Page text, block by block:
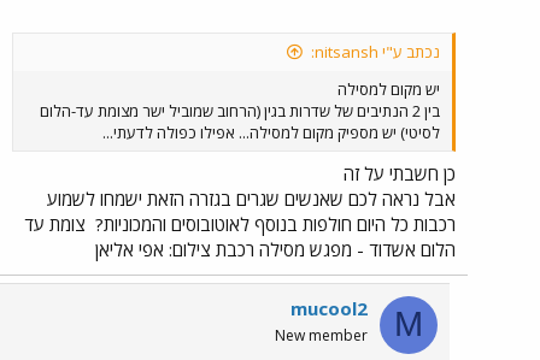
נכתב ע"י nitsansh:
יש מקום למסילה
בין 2 הנתיבים של שדרות בגין (הרחוב שמוביל ישר מצומת עד-הלום
לסיטי) יש מספיק מקום למסילה... אפילו כפולה לדעתי...
כן חשבתי על זה
אבל נראה לכם שאנשים שגרים בגזרה הזאת ישמחו לשמוע
רכבות כל היום חולפות בנוסף לאוטובוסים והמכוניות? צומת עד
הלום אשדוד - מפגש מסילה רכבת צילום: אפי אליאן
M
mucool2
New member